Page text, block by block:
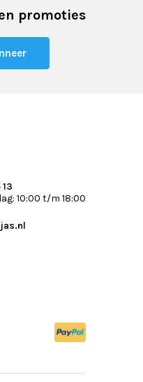
promoties
10:00 t/m 18:00